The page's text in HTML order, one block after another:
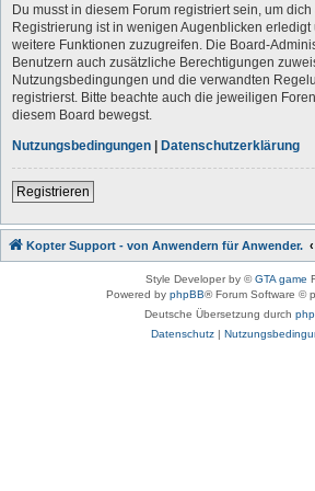
Du musst in diesem Forum registriert sein, um
Registrierung ist in wenigen Augenblicken erledigt
weitere Funktionen zuzugreifen. Die Board-
Benutzern auch zusätzliche Berechtigungen
Nutzungsbedingungen und die verwandten
registrierst. Bitte beachte auch die jeweiligen
diesem Board bewegst.
Nutzungsbedingungen | Datenschutzerklärung
Registrieren
Kopter Support - von Anwendern für Anwender.
Style Developer by ©GTA game
Powered by phpBB® Forum Software ©
Deutsche Übersetzung durch
Datenschutz|